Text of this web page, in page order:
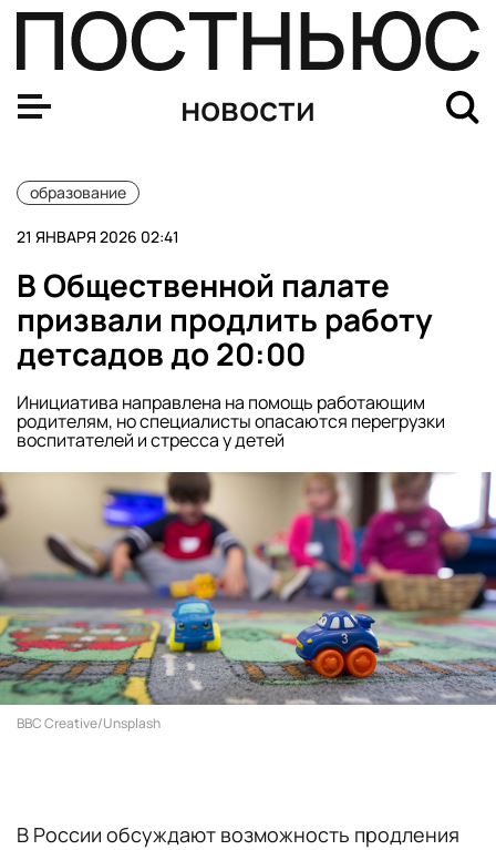
новости
образование
21 ЯНВАРЯ 2026 02:41
В Общественной палате
призвали продлить работу
детсадов до 20:00
Инициатива направлена на помощь работающим
родителям, но специалисты опасаются перегрузки
воспитателей и стресса у детей
BBC Creative/Unsplash
В России обсуждают возможность продления
Выпускники девятых классов смогут бесплатно